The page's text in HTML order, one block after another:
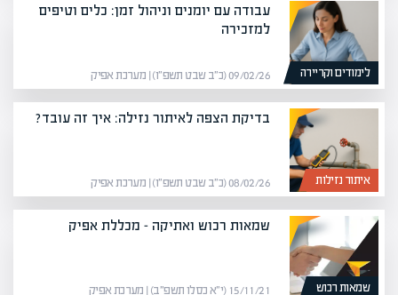
לימודים וקריירה
עבודה עם יומנים וניהול זמן: כלים וטיפים
למזכירה
09/02/26 (כ״ב שבט תשפ״ו) | מערכת אפיק
איתור נזילות
בדיקת הצפה לאיתור נזילה: איך זה עובד?
08/02/26 (כ״ב שבט תשפ״ו) | מערכת אפיק
שמאות רכוש
שמאות רכוש ואתיקה – מכללת אפיק
15/11/21 (י״א כסלו תשפ״ב) | מערכת אפיק